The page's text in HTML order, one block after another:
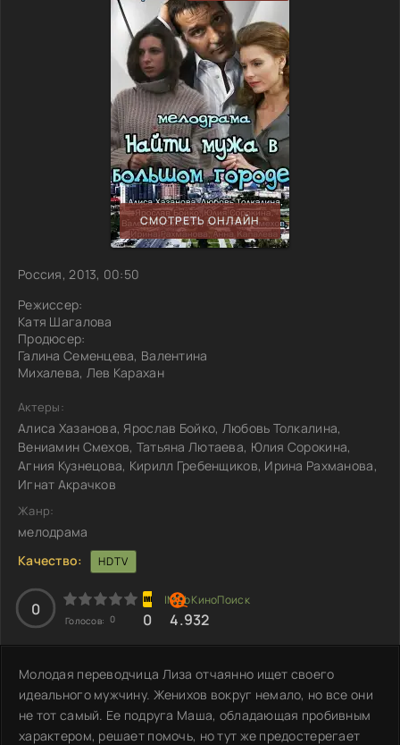
СМОТРЕТЬ ОНЛАЙН
Россия, 2013, 00:50
Режиссер:
Катя Шагалова
Продюсер:
Галина Семенцева, Валентина
Михалева, Лев Карахан
Актеры:
Алиса Хазанова, Ярослав Бойко, Любовь Толкалина,
Вениамин Смехов, Татьяна Лютаева, Юлия Сорокина,
Агния Кузнецова, Кирилл Гребенщиков, Ирина Рахманова,
Игнат Акрачков
Жанр:
мелодрама
Качество:
HDTV
0
Голосов: 0 0 4.932
Молодая переводчица Лиза отчаянно ищет своего
идеального мужчину. Женихов вокруг немало, но все они
не тот самый. Ее подруга Маша, обладающая пробивным
характером, решает помочь, но тут же предостерегает